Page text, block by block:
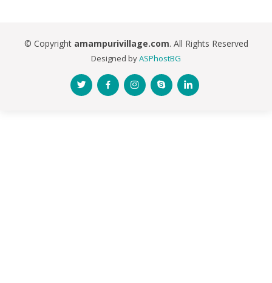
© Copyright amampurivillage.com. All Rights Reserved
Designed byASPhostBG